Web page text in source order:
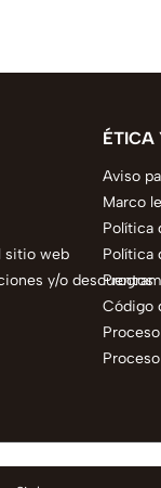
sitio web
y/o descuentos
ÉTICA
Aviso
Marco
Política
Política
Código